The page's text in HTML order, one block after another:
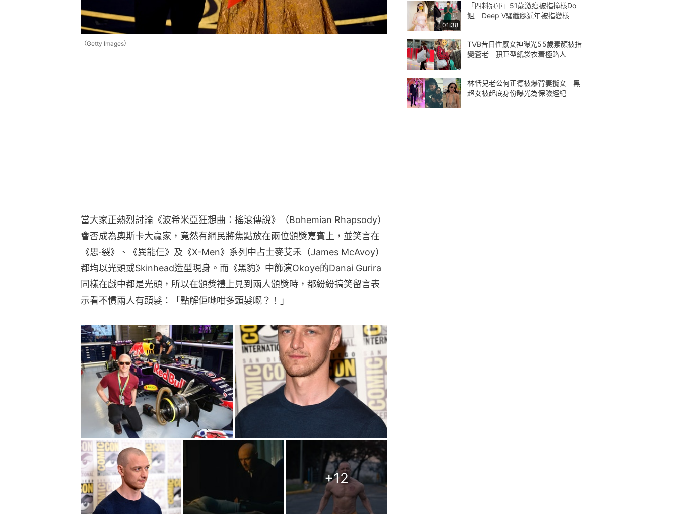
（Getty Images）
當大家正熱烈討論《波希米亞狂想曲：搖滾傳說》（Bohemian Rhapsody）
會否成為奧斯卡大贏家，竟然有網民將焦點放在兩位頒獎嘉賓上，並笑言在
《思·裂》、《異能仨》及《X-Men》系列中占士麥艾禾（James McAvoy）
都均以光頭或Skinhead造型現身。而《黑豹》中飾演Okoye的Danai Gurira
同樣在戲中都是光頭，所以在頒獎禮上見到兩人頒獎時，都紛紛搞笑留言表
示看不慣兩人有頭髮：「點解佢哋咁多頭髮嘅？！」
+12
01:38
「四料冠軍」51歲激瘦被指撞樣Do
姐 Deep V騷纖腿近年被指變樣
TVB昔日性感女神曝光55歲素顏被指
變蒼老 孭巨型紙袋衣着極路人
林恬兒老公何正德被爆背妻攬女 黑
超女被起底身份曝光為保險經紀